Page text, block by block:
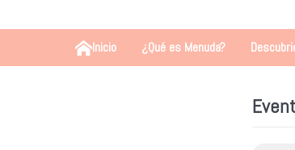
Inicio ¿Qué es Menuda?